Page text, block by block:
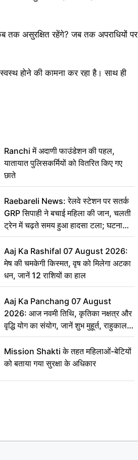
तक असुरक्षित रहेंगे? जब तक अपराधियों पर
होने की कामना कर रहा है। साथ ही
Ranchi में अदाणी फाउंडेशन की पहल,
यातायात पुलिसकर्मियों को वितरित किए गए
छाते
Raebareli News: रेलवे स्टेशन पर सतर्क
GRP सिपाही ने बचाई महिला की जान, चलती
ट्रेन में चढ़ते समय हुआ हादसा टला; घटना
CCTV में कैद
Aaj Ka Rashifal 07 August 2026:
मेष की चमकेगी किस्मत, वृष को मिलेगा अटका
धन, जानें 12 राशियों का हाल
Aaj Ka Panchang 07 August
2026: आज नवमी तिथि, कृतिका नक्षत्र और
वृद्धि योग का संयोग, जानें शुभ मुहूर्त, राहुकाल
का सही समय
Mission Shakti के तहत महिलाओं-बेटियों
को बताया गया सुरक्षा के अधिकार